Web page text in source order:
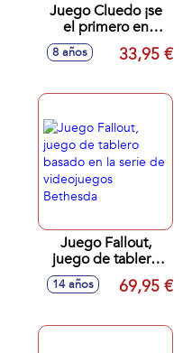
Juego Cluedo ¡se
el primero en
averiguar quién es
el asesino!
8 años 33,95 €
Juego Fallout,
juego de tablero
basado en la serie
de videojuegos
14 años 69,95 €